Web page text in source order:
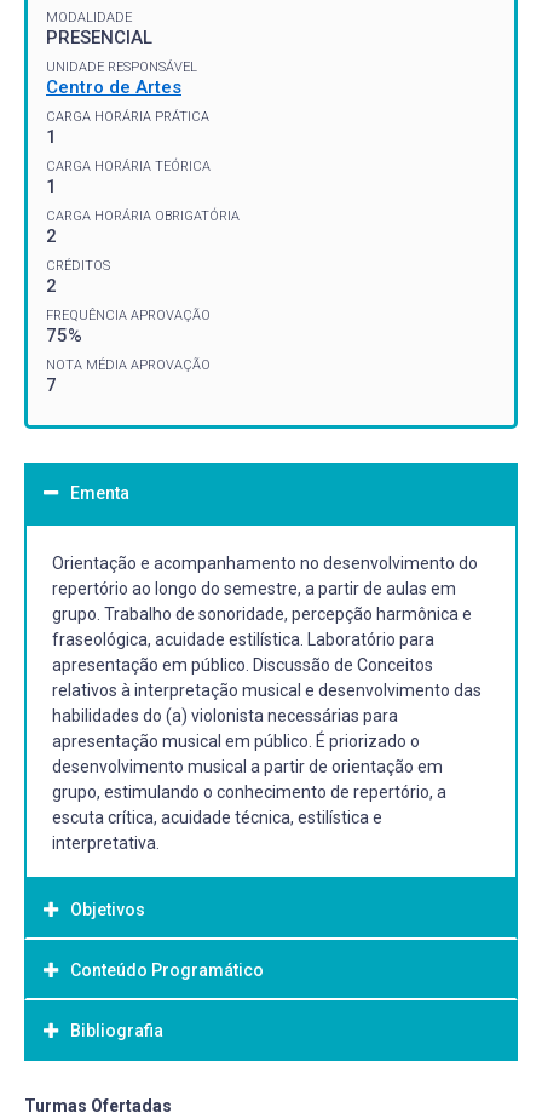
MODALIDADE
PRESENCIAL
UNIDADE RESPONSÁVEL
Centro de Artes
CARGA HORÁRIA PRÁTICA
1
CARGA HORÁRIA TEÓRICA
1
CARGA HORÁRIA OBRIGATÓRIA
2
CRÉDITOS
2
FREQUÊNCIA APROVAÇÃO
75%
NOTA MÉDIA APROVAÇÃO
7
Ementa
Orientação e acompanhamento no desenvolvimento do
repertório ao longo do semestre, a partir de aulas em
grupo. Trabalho de sonoridade, percepção harmônica e
fraseológica, acuidade estilística. Laboratório para
apresentação em público. Discussão de Conceitos
relativos à interpretação musical e desenvolvimento das
habilidades do (a) violonista necessárias para
apresentação musical em público. É priorizado o
desenvolvimento musical a partir de orientação em
grupo, estimulando o conhecimento de repertório, a
escuta crítica, acuidade técnica, estilística e
interpretativa.
Objetivos
Objetivo Geral:
Desenvolver o espírito crítico a partir de discussões em
grupo sobre as execuções em aula. Analisar questões de
alunos a prática de apresentação em público.
Conteúdo Programático
Bibliografia
Bibliografia Básica:
Turmas Ofertadas